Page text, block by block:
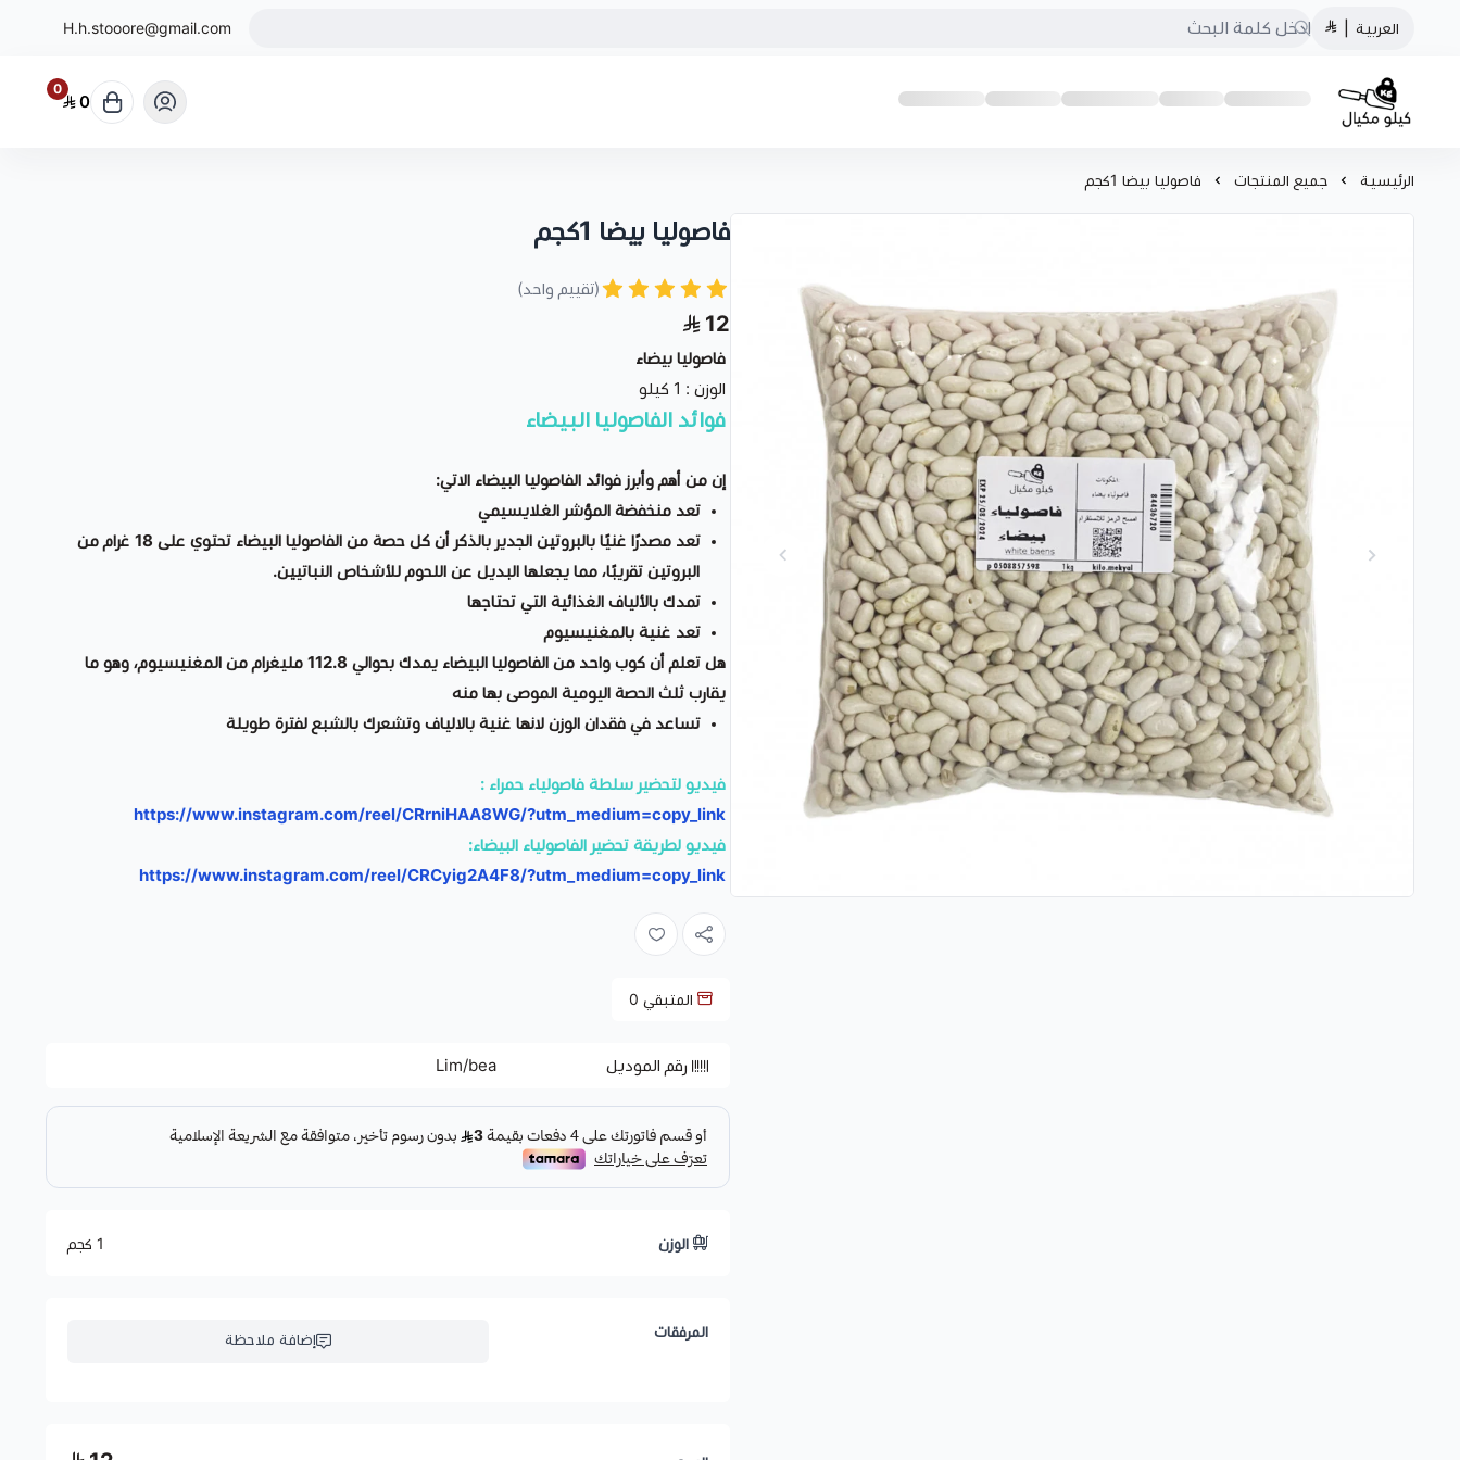
العربية H.h.stooore@gmail.com
كيلو مكيال
0
0
الرئيسية جميع المنتجات فاصوليا بيضا 1كجم
فاصوليا بيضا 1كجم
(تقييم واحد)
12
فاصوليا بيضاء
الوزن : 1 كيلو
فوائد الفاصوليا البيضاء
إن من أهم وأبرز فوائد الفاصوليا البيضاء الاتي:
تعد منخفضة المؤشر الغلايسيمي
تعد مصدرًا غنيًا بالبروتين الجدير بالذكر أن كل حصة من الفاصوليا البيضاء تحتوي على 18 غرام من
البروتين تقريبًا، مما يجعلها البديل عن اللحوم للأشخاص النباتيين.
تمدك بالألياف الغذائية التي تحتاجها
تعد غنية بالمغنيسيوم
هل تعلم أن كوب واحد من الفاصوليا البيضاء يمدك بحوالي 112.8 مليغرام من المغنيسيوم، وهو ما
يقارب ثلث الحصة اليومية الموصى بها منه
تساعد في فقدان الوزن لانها غنية بالالياف وتشعرك بالشبع لفترة طويلة
فيديو لتحضير سلطة فاصولياء حمراء :
https://www.instagram.com/reel/CRrniHAA8WG/?utm_medium=copy_link
فيديو لطريقة تحضير الفاصولياء البيضاء:
https://www.instagram.com/reel/CRCyig2A4F8/?utm_medium=copy_link
المتبقي 0
رقم الموديل Lim/bea
الوزن 1 كجم
المرفقات إضافة ملاحظة